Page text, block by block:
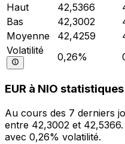
Haut
42,5366
Bas
42,3002
Moyenne
42,4259
Volatilité
0,26%
EUR à NIO statistiques
Au cours des 7 derniers
entre 42,3002 et
avec 0,26% volatilité.